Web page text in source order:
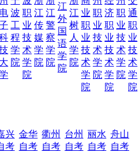
电
大
波
工
程
学
院
职
业
技
术
学
院
江
传
媒
学
院
江
警
察
学
院
江
外
国
语
学
院
江
树
人
学
院
业
职
业
技
术
学
院
职
业
技
术
学
院
济
职
业
技
术
学
院
职
业
技
术
学
院
通
职
业
技
术
学
院
兴
考
金华
自考
衢州
自考
台州
自考
丽水
自考
舟山
自考